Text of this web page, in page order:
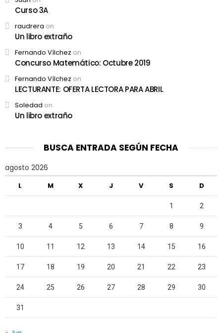
Curso 3A
raudrera on
Un libro extraño
Fernando Vílchez on
Concurso Matemático: Octubre 2019
Fernando Vílchez on
LECTURANTE: OFERTA LECTORA PARA ABRIL
Soledad on
Un libro extraño
BUSCA ENTRADA SEGÚN FECHA
agosto 2026
L M X J V S D
1 2
3 4 5 6 7 8 9
10 11 12 13 14 15 16
17 18 19 20 21 22 23
24 25 26 27 28 29 30
31